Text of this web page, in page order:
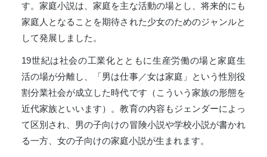
す。家庭小説は、家庭を主な活動の場とし、将来的にも
家庭人となることを期待された少女のためのジャンルと
して発展しました。
19世紀は社会の工業化とともに生産労働の場と家庭生
活の場が分離し、「男は仕事／女は家庭」という性別役
割分業社会が成立した時代です（こういう家族の形態を
近代家族といいます）。教育の内容もジェンダーによっ
て区別され、男の子向けの冒険小説や学校小説が書かれ
る一方、女の子向けの家庭小説が生まれます。